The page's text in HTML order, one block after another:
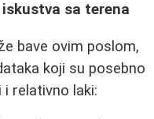
sa terena
bave ovim poslom,
koji su posebno
relativno laki: